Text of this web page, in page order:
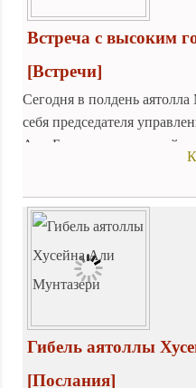
Встреча с высоким
[Встречи]
Сегодня в полдень
себя председателя
Али Бардакоглу, который
Гибель аятоллы
[Послания]